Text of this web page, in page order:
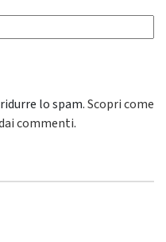
lo spam.Scopri come
commenti.